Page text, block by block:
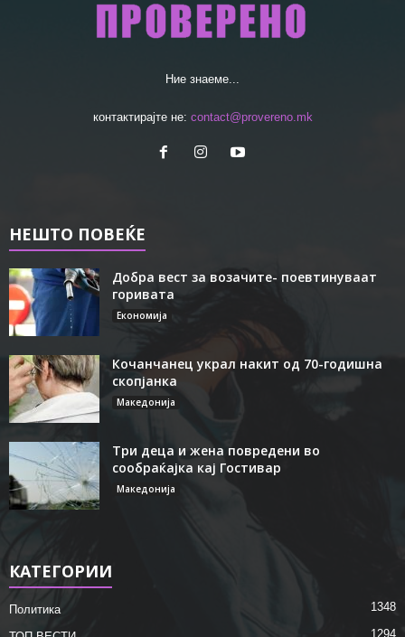
Ние знаеме...
контактирајте не: contact@provereno.mk
НЕШТО ПОВЕЌЕ
Добра вест за возачите- поевтинуваат
горивата
Економија
Кочанчанец украл накит од 70-годишна
скопјанка
Македонија
Три деца и жена повредени во
сообраќајка кај Гостивар
Македонија
КАТЕГОРИИ
Политика 1348
1294